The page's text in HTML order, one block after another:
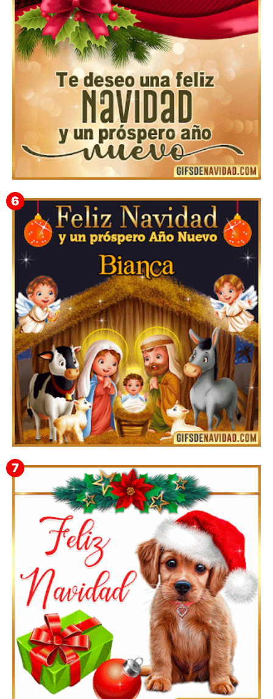
Feliz Navidad Cromaco
Te deseo una Feliz Navidad Bardona
Feliz Navidad y próspero Año Nuevo Bianca